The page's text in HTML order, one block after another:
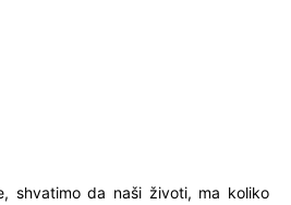
shvatimo da naši životi, ma koliko